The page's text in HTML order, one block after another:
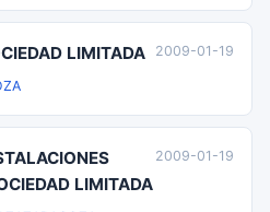
LIMITADA 2009-01-19
LIMITADA
2009-01-19